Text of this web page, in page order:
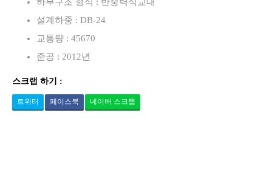
설계하중 : DB-24
교통량 : 45670
준공 : 2012년
스크랩 하기 :
트위터 페이스북 네이버 스크랩